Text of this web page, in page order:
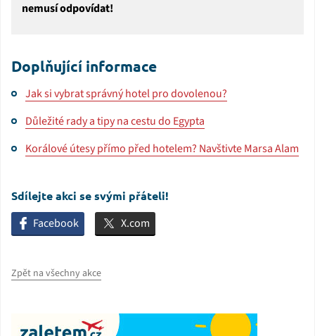
nemusí odpovídat!
Doplňující informace
Jak si vybrat správný hotel pro dovolenou?
Důležité rady a tipy na cestu do Egypta
Korálové útesy přímo před hotelem? Navštivte Marsa Alam
Sdílejte akci se svými přáteli!
Facebook X.com
Zpět na všechny akce